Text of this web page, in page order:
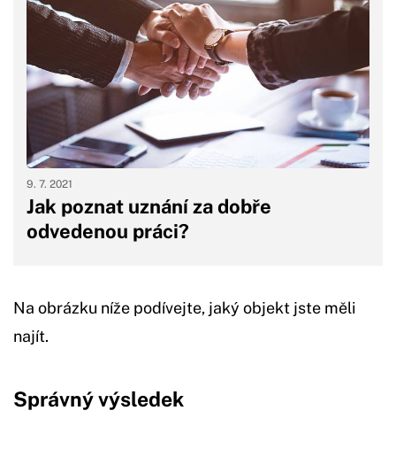
Jak poznat uznání za dobře
odvedenou práci?
9. 7. 2021
Na obrázku níže podívejte, jaký objekt jste měli
najít.
Správný výsledek